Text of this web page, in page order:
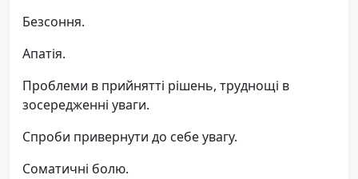
Безсоння.
Апатія.
Проблеми в прийнятті рішень, труднощі в
зосередженні уваги.
Спроби привернути до себе увагу.
Соматичні болю.